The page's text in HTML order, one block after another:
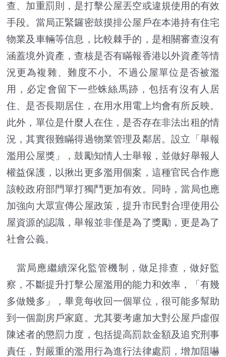
查、加重罰則，是打擊公屋丟空或違規使用的有效
手段。當局正緊鑼密鼓摸排公屋戶在本港持有住宅
物業及車輛等信息，比較棘手的，是相關審查沒有
涵蓋境外資產，查核是否有瞞報香港以外資產等情
況更為複雜、難度不小。不過公屋單位是否被濫
用，必定會留下一些蛛絲馬跡，包括有沒有人居
住、是否長期居住，在用水用電上均會有所反映。
此外，單位是什麼人在住，是否存在非法出租的情
況，其實很難瞞得過物業管理及鄰居。設立「舉報
濫用公屋獎」，鼓勵知情人士舉報，並做好舉報人
權益保護，以揪出更多濫用個案，這種官民合作應
該較政府部門單打獨鬥更加有效。同時，當局也應
加強向大眾宣傳公屋政策，提升市民對合理使用公
屋資源的認識，舉報並非僅是為了獎勵，更是為了
社會公義。
當局應繼續深化監管機制，做足排查，做好監
察，不斷提升打擊公屋濫用的能力和效率，「有幾
多做幾多」，畢竟每收回一個單位，很可能多幫助
到一個劏房戶家庭。尤其要考慮加大對公屋戶虛假
陳述者的懲罰力度，包括提高罰款金額及追究刑事
責任，對嚴重的濫用行為進行法律處罰，增加阻嚇